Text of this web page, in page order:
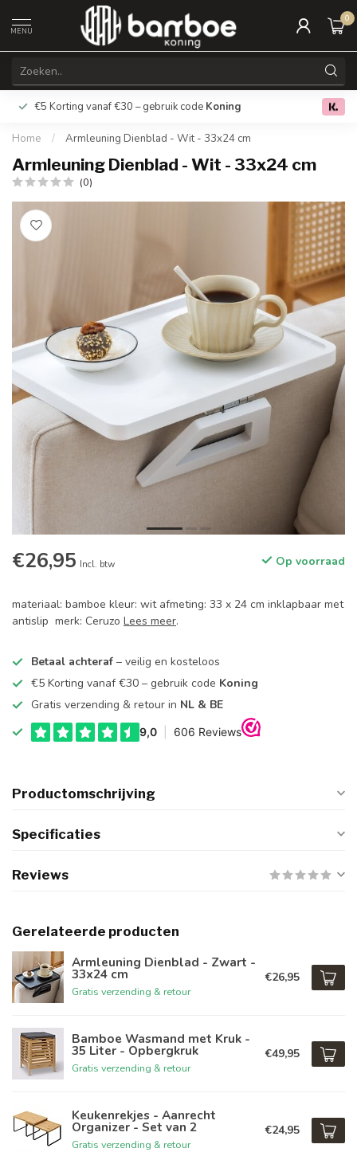
MENU
0
€5 Korting vanaf €30 – gebruik code Koning Gratis
Home / Armleuning Dienblad - Wit - 33x24 cm
Armleuning Dienblad - Wit - 33x24 cm
(0)
€26,95 Incl. btw Op voorraad
materiaal: bamboe kleur: wit afmeting: 33 x 24 cm inklapbaar met
antislip merk: Ceruzo Lees meer.
Betaal achteraf – veilig en kosteloos
€5 Korting vanaf €30 – gebruik code Koning
Gratis verzending & retour in NL & BE
Productomschrijving
Specificaties
Reviews
Gerelateerde producten
Armleuning Dienblad - Zwart -
33x24 cm
Gratis verzending & retour
€26,95
Bamboe Wasmand met Kruk -
35 Liter - Opbergkruk
Gratis verzending & retour
€49,95
Keukenrekjes - Aanrecht
Organizer - Set van 2
Gratis verzending & retour
€24,95